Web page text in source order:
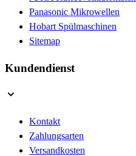
Panasonic Mikrowellen
Hobart Spülmaschinen
Sitemap
Kundendienst
Kontakt
Zahlungsarten
Versandkosten